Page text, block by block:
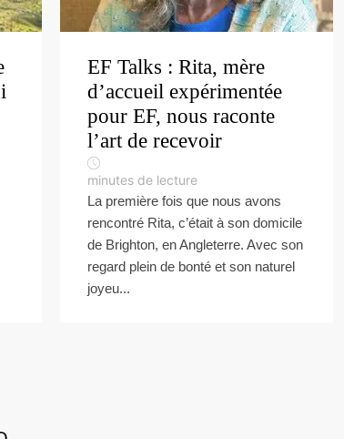
EF Talks : Rita, mère
d’accueil expérimentée
pour EF, nous raconte
l’art de recevoir
minutes de lecture
La première fois que nous avons
rencontré Rita, c’était à son domicile
de Brighton, en Angleterre. Avec son
regard plein de bonté et son naturel
joyeu...